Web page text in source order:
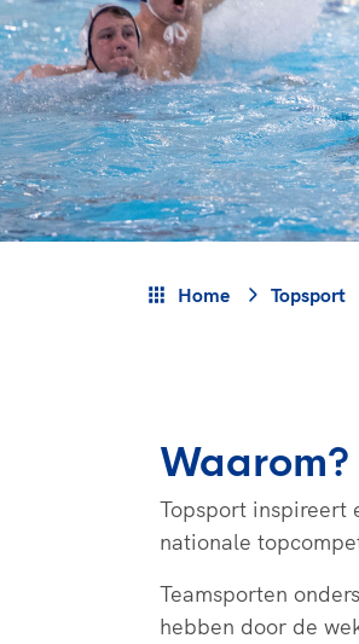
Home Topsport
Waarom?
Topsport inspireert
nationale
Teamsporten
hebben door de